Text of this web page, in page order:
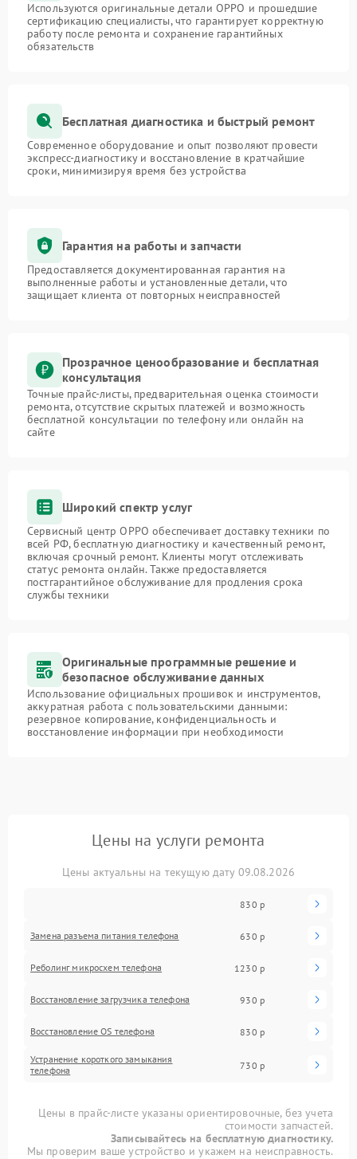
Используются оригинальные детали OPPO и прошедшие
сертификацию специалисты, что гарантирует корректную
работу после ремонта и сохранение гарантийных
обязательств
Бесплатная диагностика и быстрый ремонт
Современное оборудование и опыт позволяют провести
экспресс-диагностику и восстановление в кратчайшие
сроки, минимизируя время без устройства
Гарантия на работы и запчасти
Предоставляется документированная гарантия на
выполненные работы и установленные детали, что
защищает клиента от повторных неисправностей
Прозрачное ценообразование и бесплатная
консультация
Точные прайс-листы, предварительная оценка стоимости
ремонта, отсутствие скрытых платежей и возможность
бесплатной консультации по телефону или онлайн на
сайте
Широкий спектр услуг
Сервисный центр OPPO обеспечивает доставку техники по
всей РФ, бесплатную диагностику и качественный ремонт,
включая срочный ремонт. Клиенты могут отслеживать
статус ремонта онлайн. Также предоставляется
постгарантийное обслуживание для продления срока
службы техники
Оригинальные программные решение и
безопасное обслуживание данных
Использование официальных прошивок и инструментов,
аккуратная работа с пользовательскими данными:
резервное копирование, конфиденциальность и
восстановление информации при необходимости
Цены на услуги ремонта
Цены актуальны на текущую дату 09.08.2026
830 р
Замена разъема питания телефона 630 р
Реболинг микросхем телефона 1230 р
Восстановление загрузчика телефона 930 р
Восстановление OS телефона 830 р
Устранение короткого замыкания
телефона
730 р
Цены в прайс-листе указаны ориентировочные, без учета
стоимости запчастей.
Записывайтесь на бесплатную диагностику.
Мы проверим ваше устройство и укажем на неисправность.